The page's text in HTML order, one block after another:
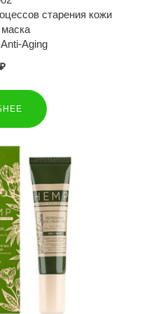
старения кожи
Aging